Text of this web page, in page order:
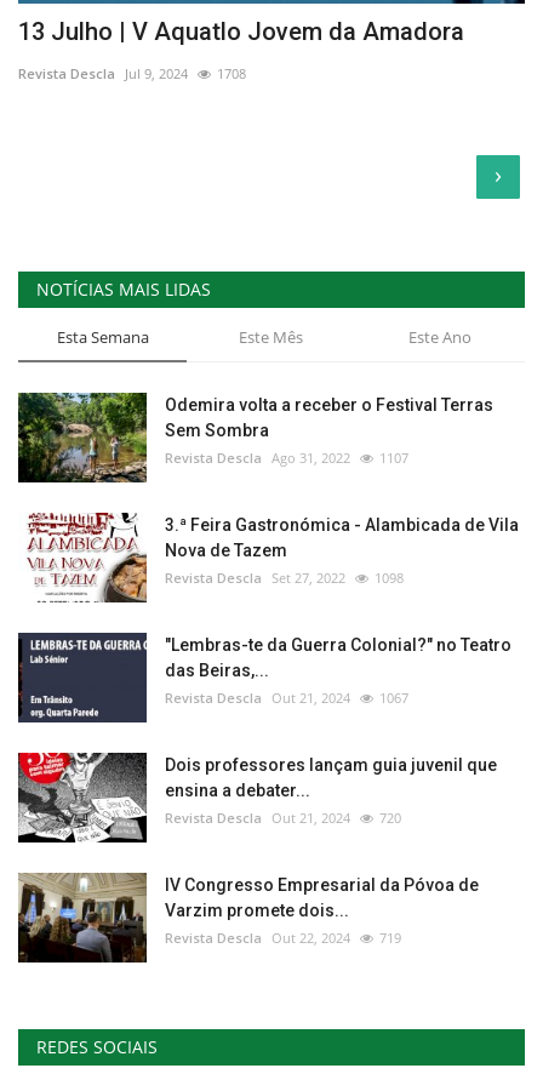
13 Julho | V Aquatlo Jovem da Amadora
Revista Descla Jul 9, 2024 1708
›
NOTÍCIAS MAIS LIDAS
Esta Semana Este Mês Este Ano
Odemira volta a receber o Festival Terras
Sem Sombra
Revista Descla Ago 31, 2022 1107
3.ª Feira Gastronómica - Alambicada de Vila
Nova de Tazem
Revista Descla Set 27, 2022 1098
"Lembras-te da Guerra Colonial?" no Teatro
das Beiras,...
Revista Descla Out 21, 2024 1067
Dois professores lançam guia juvenil que
ensina a debater...
Revista Descla Out 21, 2024 720
IV Congresso Empresarial da Póvoa de
Varzim promete dois...
Revista Descla Out 22, 2024 719
REDES SOCIAIS